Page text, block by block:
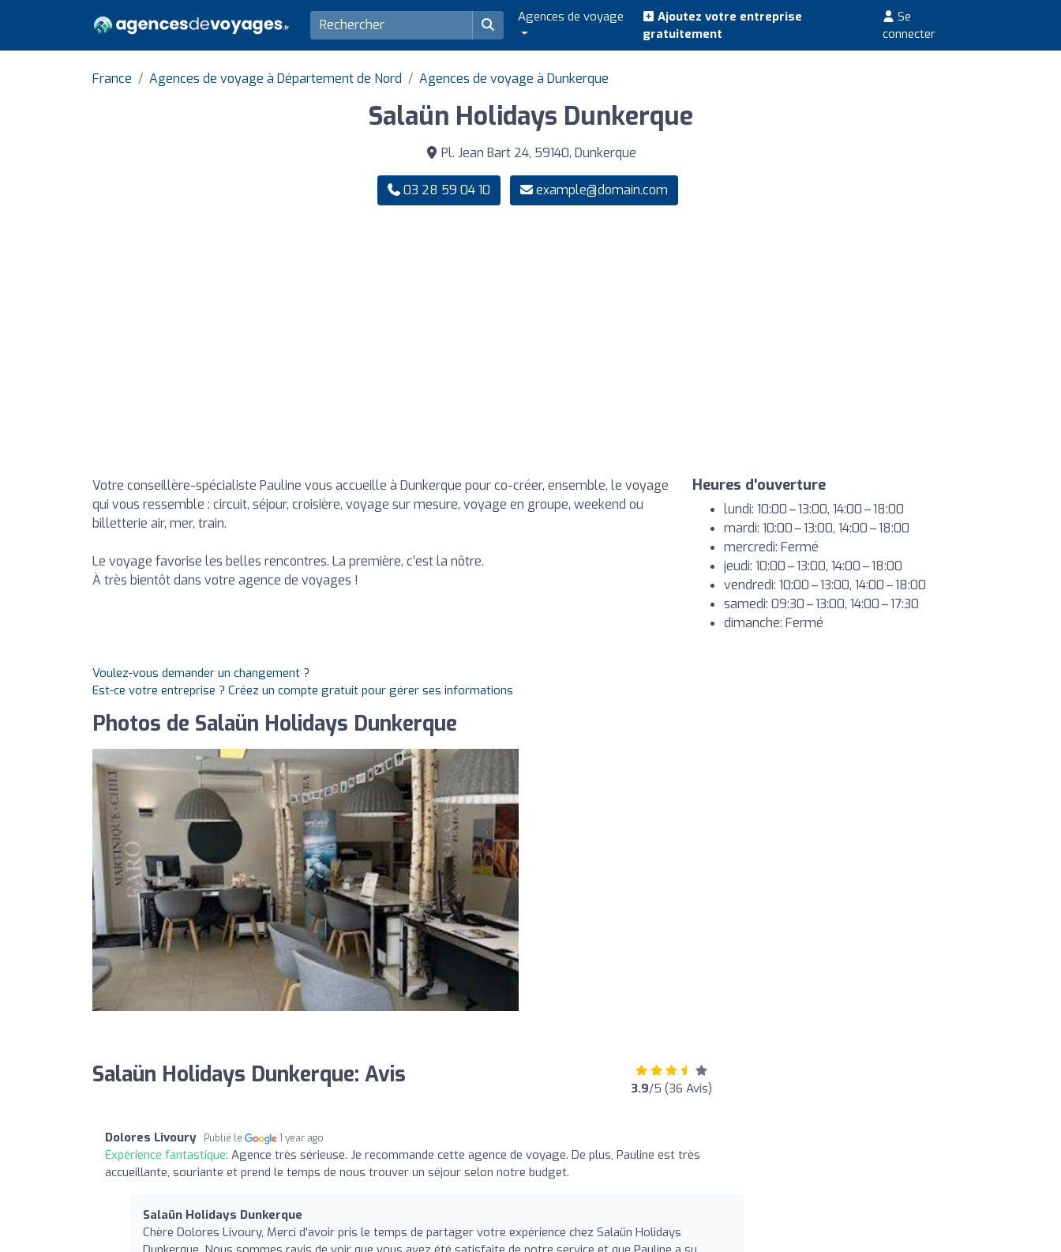
Agences de voyage
Ajoutez votre entreprise
gratuitement
Se
connecter
France Agences de voyage à Département de Nord Agences de voyage à Dunkerque
Salaün Holidays Dunkerque
Pl. Jean Bart 24, 59140, Dunkerque
03 28 59 04 10 example@domain.com
Votre conseillère-spécialiste Pauline vous accueille à Dunkerque pour co-créer, ensemble, le voyage
qui vous ressemble : circuit, séjour, croisière, voyage sur mesure, voyage en groupe, weekend ou
billetterie air, mer, train.
Le voyage favorise les belles rencontres. La première, c’est la nôtre.
À très bientôt dans votre agence de voyages !
Heures d'ouverture
lundi: 10:00 – 13:00, 14:00 – 18:00
mardi: 10:00 – 13:00, 14:00 – 18:00
mercredi: Fermé
jeudi: 10:00 – 13:00, 14:00 – 18:00
vendredi: 10:00 – 13:00, 14:00 – 18:00
samedi: 09:30 – 13:00, 14:00 – 17:30
dimanche: Fermé
Voulez-vous demander un changement ?
Est-ce votre entreprise ? Créez un compte gratuit pour gérer ses informations
Photos de Salaün Holidays Dunkerque
Salaün Holidays Dunkerque: Avis 3.9/5 (36 Avis)
Dolores Livoury Publié le 1 year ago
Expérience fantastique: Agence très sérieuse. Je recommande cette agence de voyage. De plus, Pauline est très
accueillante, souriante et prend le temps de nous trouver un séjour selon notre budget.
Salaün Holidays Dunkerque
Chère Dolores Livoury, Merci d'avoir pris le temps de partager votre expérience chez Salaün Holidays